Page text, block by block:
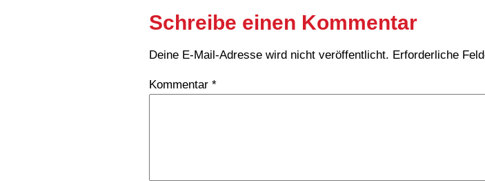
Schreibe einen Kommentar
Deine E-Mail-Adresse wird nicht veröffentlicht. Erforderliche
Kommentar *